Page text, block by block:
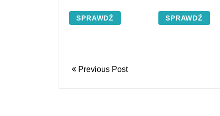
SPRAWDŹ SPRAWDŹ
Previous Post